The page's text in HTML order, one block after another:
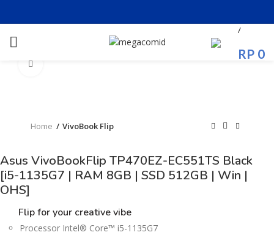
/
RP 0
Home VivoBook Flip
Asus VivoBookFlip TP470EZ-EC551TS Black
[i5-1135G7 | RAM 8GB | SSD 512GB | Win |
OHS]
Flip for your creative vibe
Processor Intel® Core™ i5-1135G7